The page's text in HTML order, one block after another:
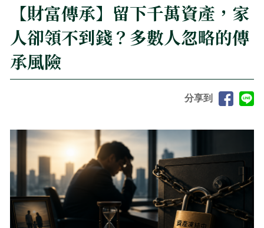
【財富傳承】留下千萬資產，家
人卻領不到錢？多數人忽略的傳
承風險
分享到